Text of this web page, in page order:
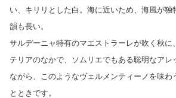
い、キリリとした白。海に近いため、海風が独
韻も長い。
サルデーニャ特有のマエストラーレが吹く秋に
テリアのなかで、ソムリエでもある聡明なアレ
ながら、
このようなヴェルメンティーノを味
とときです。